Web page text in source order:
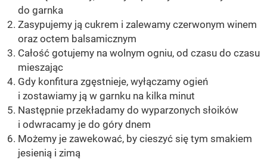
do garnka
Zasypujemy ją cukrem i zalewamy czerwonym winem
oraz octem balsamicznym
Całość gotujemy na wolnym ogniu, od czasu do czasu
mieszając
Gdy konfitura zgęstnieje, wyłączamy ogień
i zostawiamy ją w garnku na kilka minut
Następnie przekładamy do wyparzonych słoików
i odwracamy je do góry dnem
Możemy je zawekować, by cieszyć się tym smakiem
jesienią i zimą